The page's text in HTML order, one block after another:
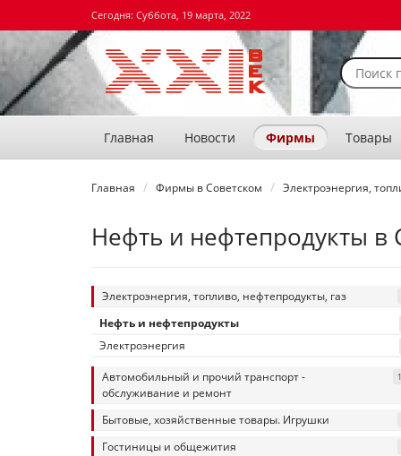
Сегодня: Суббота, 19 марта, 2022
Главная Новости Фирмы Товары
Главная Фирмы в Советском Электроэнергия,
Нефть и нефтепродукты в
Электроэнергия, топливо, нефтепродукты, газ
Нефть и нефтепродукты
Электроэнергия
Автомобильный и прочий транспорт -
обслуживание и ремонт
Бытовые, хозяйственные товары. Игрушки
Гостиницы и общежития